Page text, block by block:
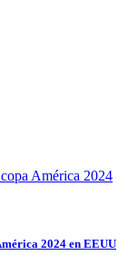
2024 en EEUU